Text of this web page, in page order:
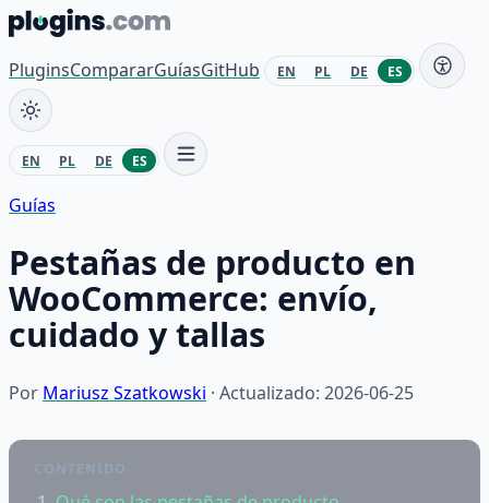
Saltar al contenido
PluginsCompararGuíasGitHub EN PL DE ES
EN PL DE ES
Guías
Pestañas de producto en
WooCommerce: envío,
cuidado y tallas
Por Mariusz Szatkowski · Actualizado: 2026-06-25
CONTENIDO